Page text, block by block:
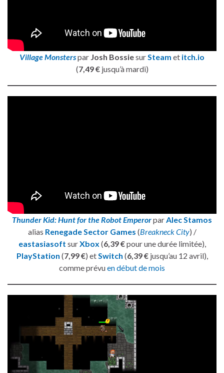
Village Monsterspar Josh Bossiesur Steam et itch.io
(7,49 €jusqu’à mardi)
Thunder Kid: Hunt for the Robot Emperorpar Alec Stamos
alias Renegade Sector Games (Breakneck City) /
eastasiasoft surXbox (6,39 €pour une durée limitée),
PlayStation (7,99 €) et Switch (6,39 €jusqu’au 12 avril),
comme prévuen début de mois